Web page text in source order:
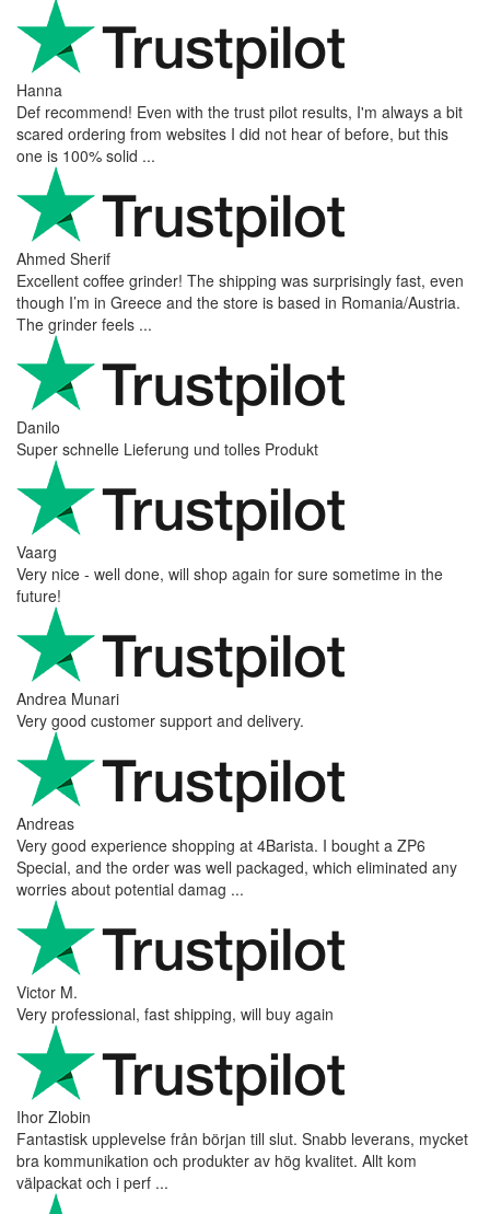
Hanna
Def recommend! Even with the trust pilot results, I'm always a bit
scared ordering from websites I did not hear of before, but this
one is 100% solid ...
Ahmed Sherif
Excellent coffee grinder! The shipping was surprisingly fast, even
though I’m in Greece and the store is based in Romania/Austria.
The grinder feels ...
Danilo
Super schnelle Lieferung und tolles Produkt
Vaarg
Very nice - well done, will shop again for sure sometime in the
future!
Andrea Munari
Very good customer support and delivery.
Andreas
Very good experience shopping at 4Barista. I bought a ZP6
Special, and the order was well packaged, which eliminated any
worries about potential damag ...
Victor M.
Very professional, fast shipping, will buy again
Ihor Zlobin
Fantastisk upplevelse från början till slut. Snabb leverans, mycket
bra kommunikation och produkter av hög kvalitet. Allt kom
välpackat och i perf ...